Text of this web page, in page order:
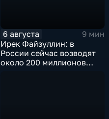
6 августа
9 мин
Ирек Файзуллин: в
России сейчас возводят
около 200 миллионов